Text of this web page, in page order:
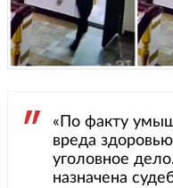
«По факту
вреда
уголовное
назначена